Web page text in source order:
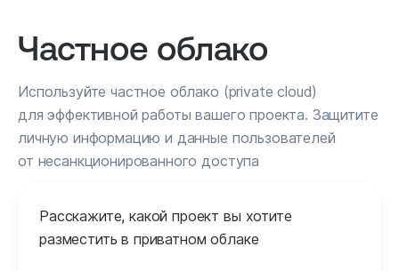
Частное облако
Используйте частное облако (private cloud)
для эффективной работы вашего проекта. Защитите
личную информацию и данные пользователей
от несанкционированного доступа
Расскажите, какой проект вы хотите
разместить в приватном облаке